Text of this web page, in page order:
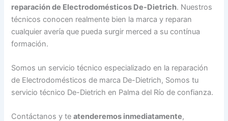
reparación de Electrodomésticos De-Dietrich. Nuestros
técnicos conocen realmente bien la marca y reparan
cualquier avería que pueda surgir merced a su contínua
formación.
Somos un servicio técnico especializado en la reparación
de Electrodomésticos de marca De-Dietrich, Somos tu
servicio técnico De-Dietrich en Palma del Río de confianza.
Contáctanos y teatenderemos inmediatamente,